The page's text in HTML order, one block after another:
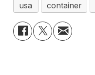
usa
container